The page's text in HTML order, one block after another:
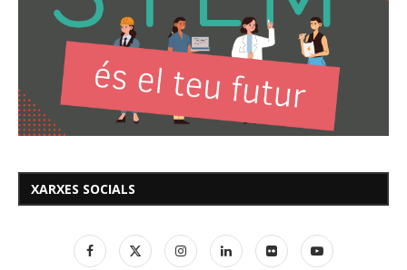
XARXES SOCIALS